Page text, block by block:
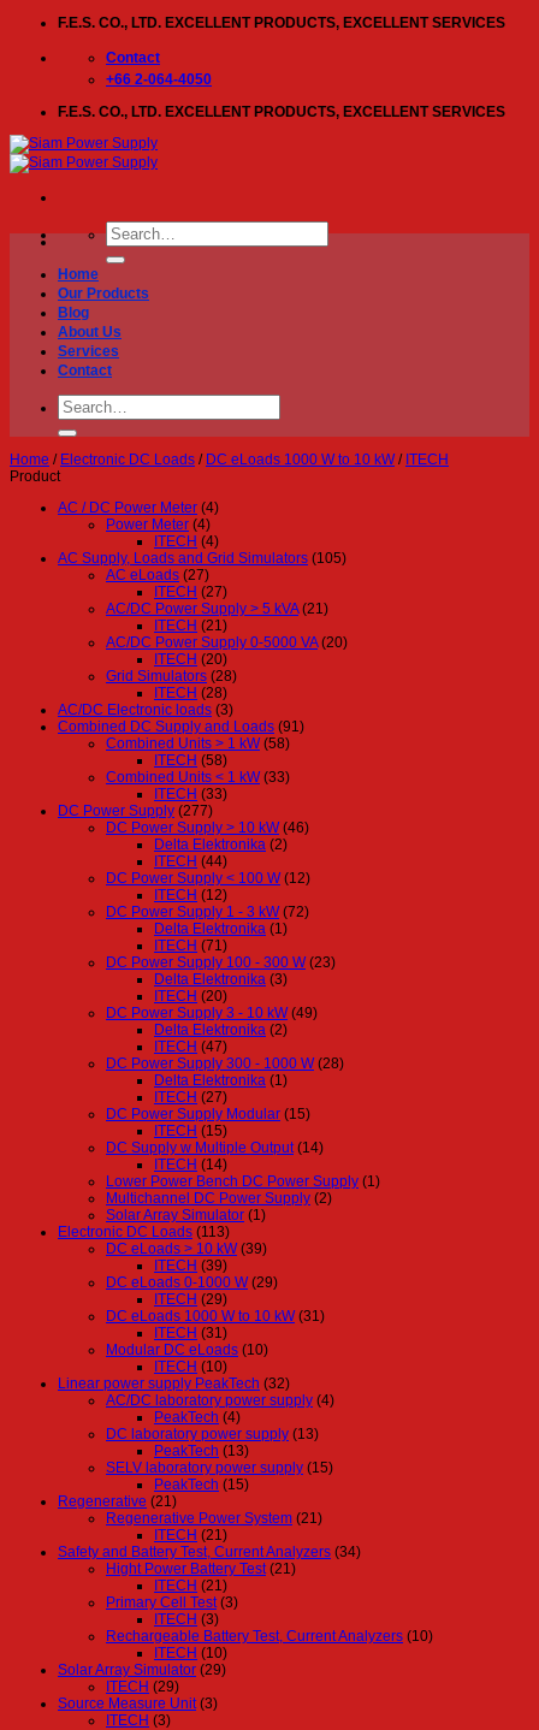
content
F.E.S. CO., LTD. EXCELLENT PRODUCTS, EXCELLENT SERVICES
Contact
+66 2-064-4050
F.E.S. CO., LTD. EXCELLENT PRODUCTS, EXCELLENT SERVICES
Search
for:
Home
Our Products
Blog
About Us
Services
Contact
Search
for:
Home / Electronic DC Loads / DC eLoads 1000 W to 10 kW / ITECH
Product
AC / DC Power Meter (4)
Power Meter (4)
ITECH (4)
AC Supply, Loads and Grid Simulators (105)
AC eLoads (27)
ITECH (27)
AC/DC Power Supply > 5 kVA (21)
ITECH (21)
AC/DC Power Supply 0-5000 VA (20)
ITECH (20)
Grid Simulators (28)
ITECH (28)
AC/DC Electronic loads (3)
Combined DC Supply and Loads (91)
Combined Units > 1 kW (58)
ITECH (58)
Combined Units < 1 kW (33)
ITECH (33)
DC Power Supply (277)
DC Power Supply > 10 kW (46)
Delta Elektronika (2)
ITECH (44)
DC Power Supply < 100 W (12)
ITECH (12)
DC Power Supply 1 - 3 kW (72)
Delta Elektronika (1)
ITECH (71)
DC Power Supply 100 - 300 W (23)
Delta Elektronika (3)
ITECH (20)
DC Power Supply 3 - 10 kW (49)
Delta Elektronika (2)
ITECH (47)
DC Power Supply 300 - 1000 W (28)
Delta Elektronika (1)
ITECH (27)
DC Power Supply Modular (15)
ITECH (15)
DC Supply w Multiple Output (14)
ITECH (14)
Lower Power Bench DC Power Supply (1)
Multichannel DC Power Supply (2)
Solar Array Simulator (1)
Electronic DC Loads (113)
DC eLoads > 10 kW (39)
ITECH (39)
DC eLoads 0-1000 W (29)
ITECH (29)
DC eLoads 1000 W to 10 kW (31)
ITECH (31)
Modular DC eLoads (10)
ITECH (10)
Linear power supply PeakTech (32)
AC/DC laboratory power supply (4)
PeakTech (4)
DC laboratory power supply (13)
PeakTech (13)
SELV laboratory power supply (15)
PeakTech (15)
Regenerative (21)
Regenerative Power System (21)
ITECH (21)
Safety and Battery Test, Current Analyzers (34)
Hight Power Battery Test (21)
ITECH (21)
Primary Cell Test (3)
ITECH (3)
Rechargeable Battery Test, Current Analyzers (10)
ITECH (10)
Solar Array Simulator (29)
ITECH (29)
Source Measure Unit (3)
ITECH (3)